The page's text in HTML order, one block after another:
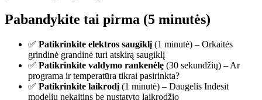
Pabandykite tai pirma (5 minutės)
✅ Patikrinkite elektros saugiklį (1 minutė) – Orkaitės
grindinė grandinė turi atskirą saugiklį
✅ Patikrinkite valdymo rankenėlę (30 sekundžių) – Ar
programa ir temperatūra tikrai pasirinkta?
✅ Patikrinkite laikrodį (1 minutė) – Daugelis Indesit
modelių nekaitins be nustatyto laikrodžio